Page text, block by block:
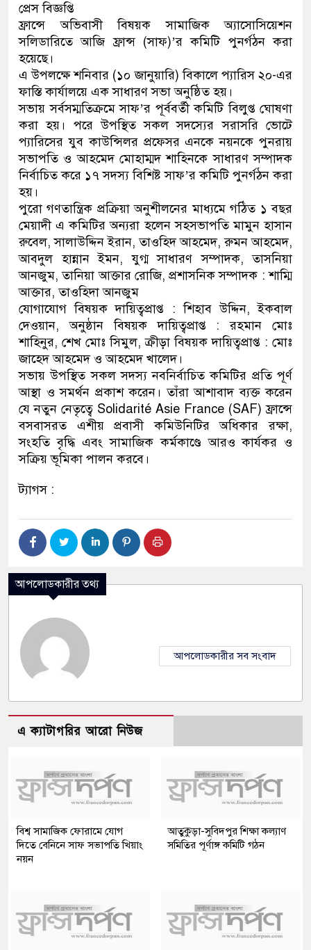
প্রেস বিজ্ঞপ্তি
ফ্রান্সে অভিবাসী বিষয়ক সামাজিক অ্যাসোসিয়েশন
সলিডারিতে আজি ফ্রান্স (সাফ)’র কমিটি পুনর্গঠন করা
হয়েছে।
এ উপলক্ষে শনিবার (১০ জানুয়ারি) বিকালে প্যারিস ২০-এর
ফাস্তি কার্যালয়ে এক সাধারণ সভা অনুষ্ঠিত হয়।
সভায় সর্বসম্মতিক্রমে সাফ’র পূর্ববর্তী কমিটি বিলুপ্ত ঘোষণা
করা হয়। পরে উপস্থিত সকল সদস্যের সরাসরি ভোটে
প্যারিসের যুব কাউন্সিলর প্রফেসর এনকে নয়নকে পুনরায়
সভাপতি ও আহমেদ মোহাম্মদ শাহিনকে সাধারণ সম্পাদক
নির্বাচিত করে ১৭ সদস্য বিশিষ্ট সাফ’র কমিটি পুনর্গঠন করা
হয়।
পুরো গণতান্ত্রিক প্রক্রিয়া অনুশীলনের মাধ্যমে গঠিত ১ বছর
মেয়াদী এ কমিটির অন্যরা হলেন সহসভাপতি মামুন হাসান
রুবেল, সালাউদ্দিন ইরান, তাওহিদ আহমেদ, রুমন আহমেদ,
আবদুল হান্নান ইমন, যুগ্ম সাধারণ সম্পাদক, তাসনিয়া
আনজুম, তানিয়া আক্তার রোজি, প্রশাসনিক সম্পাদক : শাম্মি
আক্তার, তাওহিদা আনজুম
যোগাযোগ বিষয়ক দায়িত্বপ্রাপ্ত : শিহাব উদ্দিন, ইকবাল
দেওয়ান, অনুষ্ঠান বিষয়ক দায়িত্বপ্রাপ্ত : রহমান মোঃ
শাহিনুর, শেখ মোঃ সিমুল, ক্রীড়া বিষয়ক দায়িত্বপ্রাপ্ত : মোঃ
জাহেদ আহমেদ ও আহমেদ খালেদ।
সভায় উপস্থিত সকল সদস্য নবনির্বাচিত কমিটির প্রতি পূর্ণ
আস্থা ও সমর্থন প্রকাশ করেন। তাঁরা আশাবাদ ব্যক্ত করেন
যে নতুন নেতৃত্বে Solidarité Asie France (SAF) ফ্রান্সে
বসবাসরত এশীয় প্রবাসী কমিউনিটির অধিকার রক্ষা,
সংহতি বৃদ্ধি এবং সামাজিক কর্মকাণ্ডে আরও কার্যকর ও
সক্রিয় ভূমিকা পালন করবে।
ট্যাগস :
আপলোডকারীর তথ্য
আপলোডকারীর সব সংবাদ
এ ক্যাটাগরির আরো নিউজ
বিশ্ব সামাজিক ফোরামে যোগ
দিতে বেনিনে সাফ সভাপতি খিয়াং
নয়ন
আতুকুড়া-সুবিদপুর শিক্ষা কল্যাণ
সমিতির পূর্ণাঙ্গ কমিটি গঠন